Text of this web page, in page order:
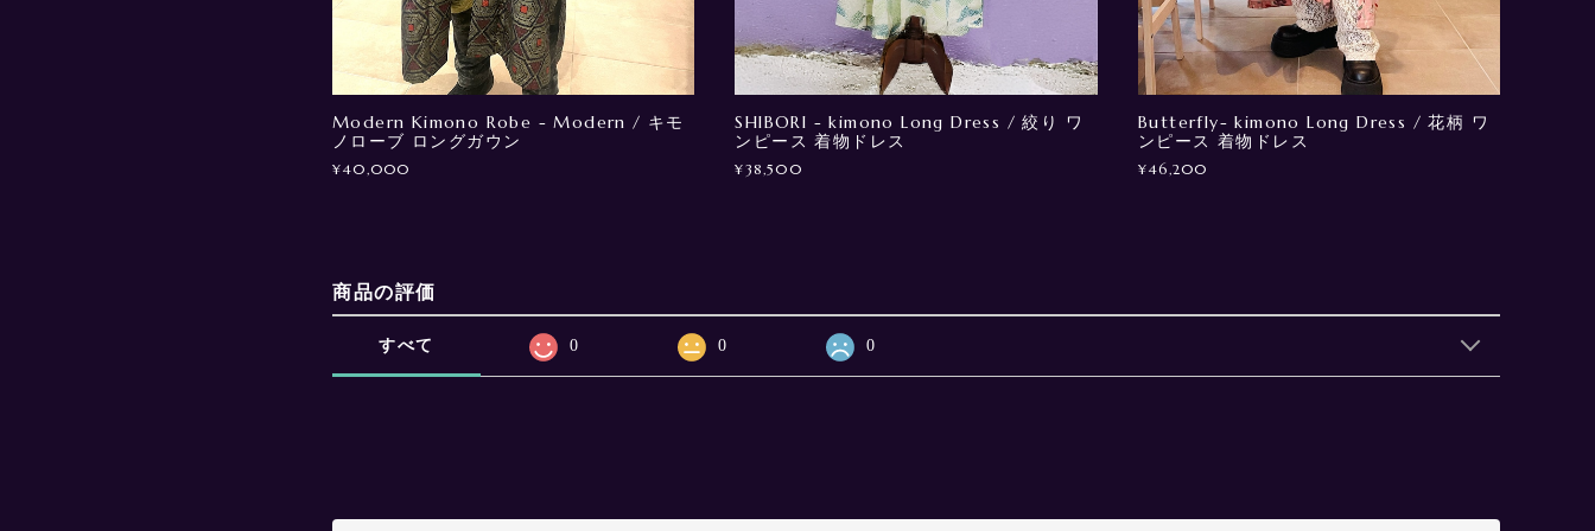
Modern Kimono Robe - Modern / キモ
ノローブ ロングガウン
¥40,000
SHIBORI - kimono Long Dress / 絞り ワ
ンピース 着物ドレス
¥38,500
Butterfly- kimono Long Dress / 花柄 ワ
ンピース 着物ドレス
¥46,200
商品の評価
すべて 0 0 0